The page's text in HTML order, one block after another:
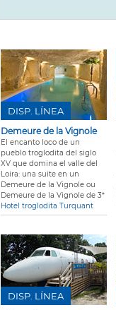
Demeure de la Vignole
El encanto loco de un
pueblo troglodita del siglo
XV que domina el valle del
Loira: una suite en un
Demeure de la Vignole ou
Demeure de la Vignole de 3*
Hotel troglodita Turquant
DISP. LÍNEA
DISP. LÍNEA